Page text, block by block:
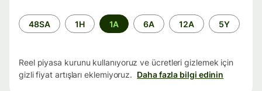
Zaman
aralığı
48SA 1H 1A 6A 12A 5Y
Reel piyasa kurunu kullanıyoruz ve ücretleri gizlemek için
gizli fiyat artışları eklemiyoruz. Daha fazla bilgi edinin